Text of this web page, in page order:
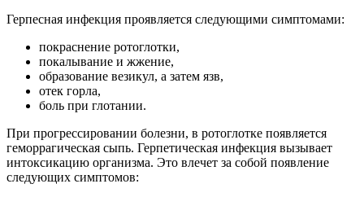
Герпесная инфекция проявляется следующими симптомами:
покраснение ротоглотки,
покалывание и жжение,
образование везикул, а затем язв,
отек горла,
боль при глотании.
При прогрессировании болезни, в ротоглотке появляется
геморрагическая сыпь. Герпетическая инфекция вызывает
интоксикацию организма. Это влечет за собой появление
следующих симптомов: